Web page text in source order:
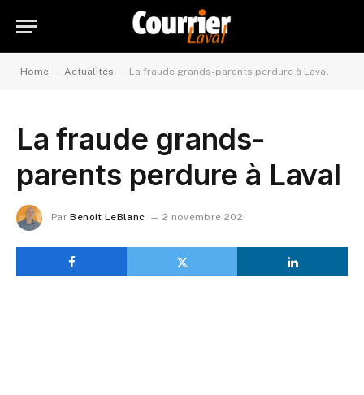
Home - Actualités - La fraude grands-parents perdure à Laval
La fraude grands-
parents perdure à Laval
Par Benoit LeBlanc 2 novembre 2021